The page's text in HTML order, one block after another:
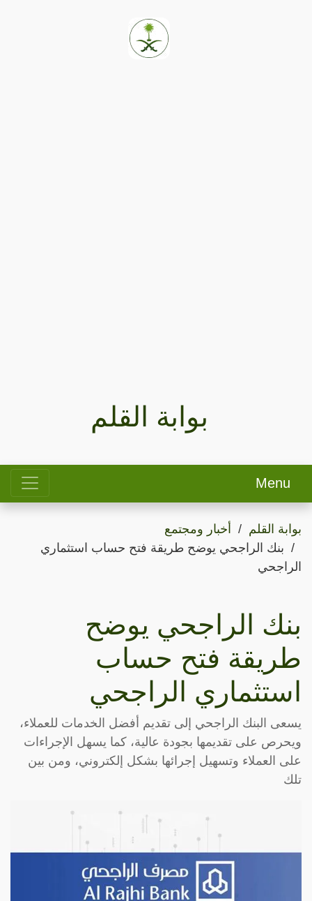
بوابة القلم
Menu
بوابة القلم
أخبار ومجتمع
بنك الراجحي يوضح طريقة فتح حساب استثماري
الراجحي
بنك الراجحي يوضح
طريقة فتح حساب
استثماري الراجحي
يسعى البنك الراجحي إلى تقديم أفضل الخدمات للعملاء،
ويحرص على تقديمها بجودة عالية، كما يسهل الإجراءات
على العملاء وتسهيل إجرائها بشكل إلكتروني، ومن بين
تلك